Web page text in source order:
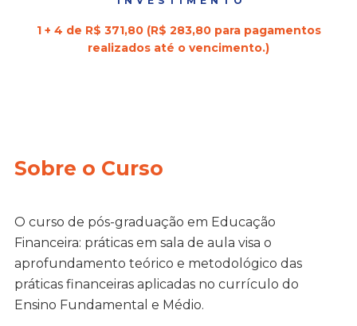
1 + 4 de R$ 371,80 (R$ 283,80 para pagamentos
realizados até o vencimento.)
Sobre o Curso
O curso de pós-graduação em Educação
Financeira: práticas em sala de aula visa o
aprofundamento teórico e metodológico das
práticas financeiras aplicadas no currículo do
Ensino Fundamental e Médio.